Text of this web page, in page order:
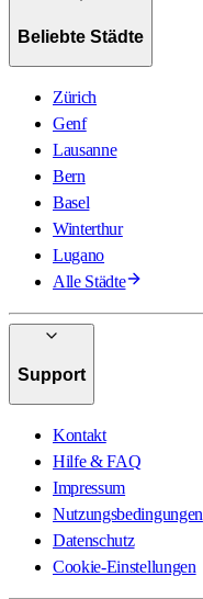
Beliebte Städte
Zürich
Genf
Lausanne
Bern
Basel
Winterthur
Lugano
Alle Städte
Support
Kontakt
Hilfe & FAQ
Impressum
Nutzungsbedingungen
Datenschutz
Cookie-Einstellungen